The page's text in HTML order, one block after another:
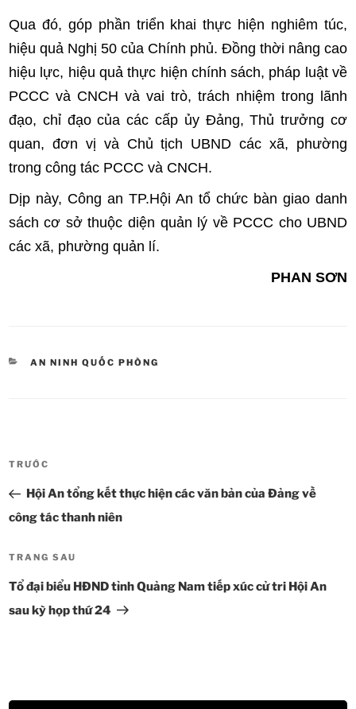
Qua đó, góp phần triển khai thực hiện nghiêm túc,
hiệu quả Nghị 50 của Chính phủ. Đồng thời nâng cao
hiệu lực, hiệu quả thực hiện chính sách, pháp luật về
PCCC và CNCH và vai trò, trách nhiệm trong lãnh
đạo, chỉ đạo của các cấp ủy Đảng, Thủ trưởng cơ
quan, đơn vị và Chủ tịch UBND các xã, phường
trong công tác PCCC và CNCH.
Dịp này, Công an TP.Hội An tổ chức bàn giao danh
sách cơ sở thuộc diện quản lý về PCCC cho UBND
các xã, phường quản lí.
PHAN SƠN
DANH
AN NINH QUỐC PHÒNG
bài
viết
Bài
cũ
hơn
TRƯỚC
Hội An tổng kết thực hiện các văn bản của Đảng về
công tác thanh niên
Bài
tiếp
theo
TRANG SAU
Tổ đại biểu HĐND tỉnh Quảng Nam tiếp xúc cử tri Hội An
sau kỳ họp thứ 24
Trình